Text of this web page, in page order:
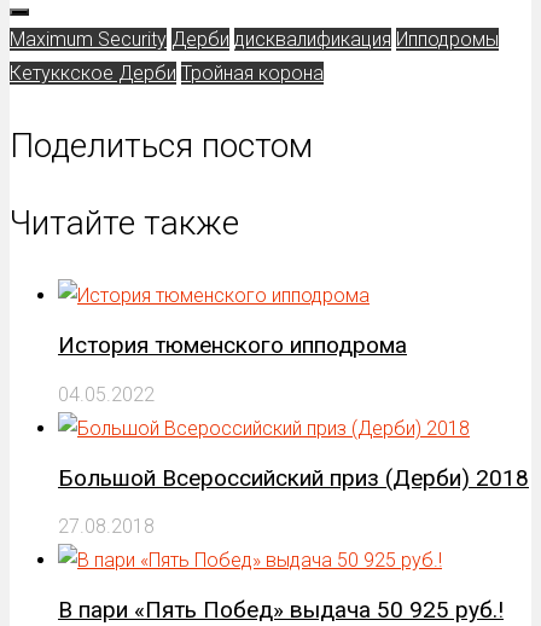
Maximum Security Дерби дисквалификация Ипподромы
Кетуккское Дерби Тройная корона
Поделиться постом
Читайте также
История тюменского ипподрома
04.05.2022
Большой Всероссийский приз (Дерби) 2018
27.08.2018
В пари «Пять Побед» выдача 50 925 руб.!